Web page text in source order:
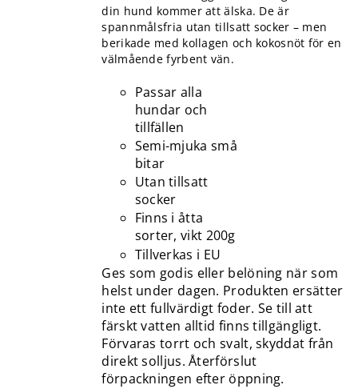
din hund kommer att älska. De är
spannmålsfria utan tillsatt socker – men
berikade med kollagen och kokosnöt för en
välmående fyrbent vän.
Passar alla
hundar och
tillfällen
Semi-mjuka små
bitar
Utan tillsatt
socker
Finns i åtta
sorter, vikt 200g
Tillverkas i EU
Ges som godis eller belöning när som
helst under dagen. Produkten ersätter
inte ett fullvärdigt foder. Se till att
färskt vatten alltid finns tillgängligt.
Förvaras torrt och svalt, skyddat från
direkt solljus. Återförslut
förpackningen efter öppning.